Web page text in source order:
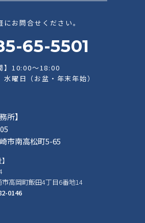
にお問合せください。
65-5501
】10:00～18:00
水曜日（お盆・年末年始）
所】
市南高松町5-65
高岡町飯田4丁目6番地14
0146